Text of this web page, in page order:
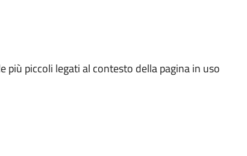
più piccoli legati al contesto della pagina in uso